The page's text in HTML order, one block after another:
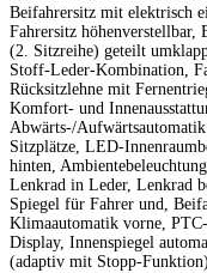
Beifahrersitz mit elektrisch
Fahrersitz höhenverstellbar,
(2. Sitzreihe) geteilt
Stoff-Leder-Kombination,
Rücksitzlehne mit
Komfort- und
Abwärts-/
Sitzplätze, LED-
hinten,
Lenkrad in Leder, Lenkrad
Spiegel für Fahrer und,
Klimaautomatik vorne,
Display, Innenspiegel
(adaptiv mit Stopp-